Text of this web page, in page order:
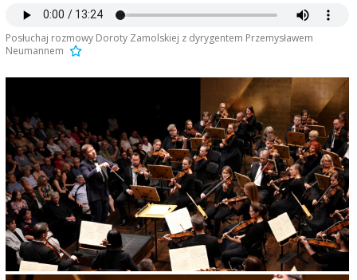
Posłuchaj rozmowy Doroty Zamolskiej z dyrygentem Przemysławem
Neumannem